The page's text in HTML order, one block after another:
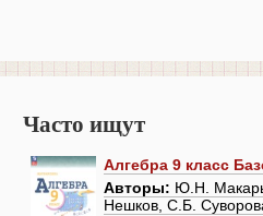
Часто ищут
Алгебра 9 класс
Авторы: Ю.Н.
Нешков, С.Б.